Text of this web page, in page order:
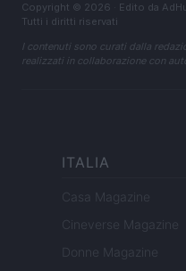
Copyright © 2026 · Edito da
Tutti i diritti riservati
I contenuti sono curati dalla
realizzati in collaborazione con
ITALIA
Casa Magazine
Cineverse Magazine
Donne Magazine